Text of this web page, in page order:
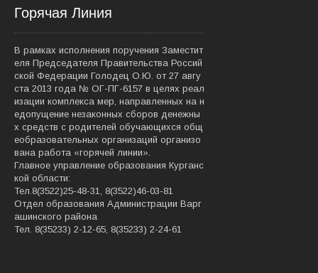
Горячая Линия
В рамках исполнения поручения Заместит
еля Председателя Правительства Россий
ской Федерации Голодец О.Ю. от 27 авгу
ста 2013 года № ОГ-ПГ-6157 в целях реал
изации комплекса мер, направленных на н
едопущение незаконных сборов денежны
х средств с родителей обучающихся общ
еобразовательных организаций организо
вана работа «горячей линии».
Главное управление образования Курганс
кой области:
Тел.8(3522)25-48-31, 8(3522)46-03-81
Отдел образования Администрации Варг
ашинского района
Тел. 8(35233) 2-12-65, 8(35233) 2-24-61